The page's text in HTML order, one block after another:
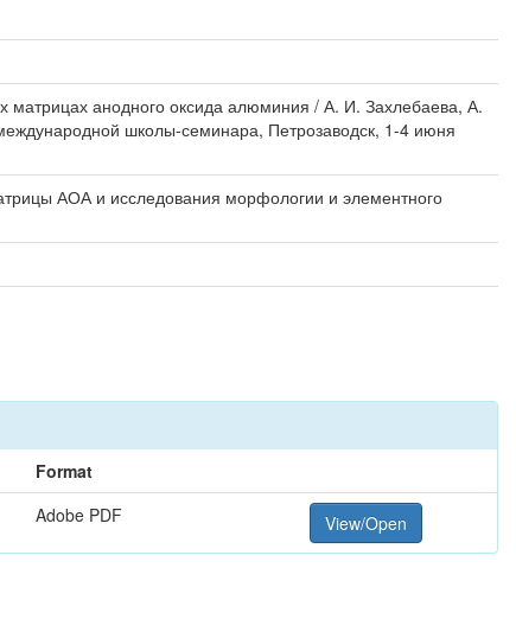
матрицах анодного оксида алюминия / А. И. Захлебаева, А.
школы-семинара, Петрозаводск, 1-4 июня
АОА и исследования морфологии и элементного
Format
Adobe PDF View/Open